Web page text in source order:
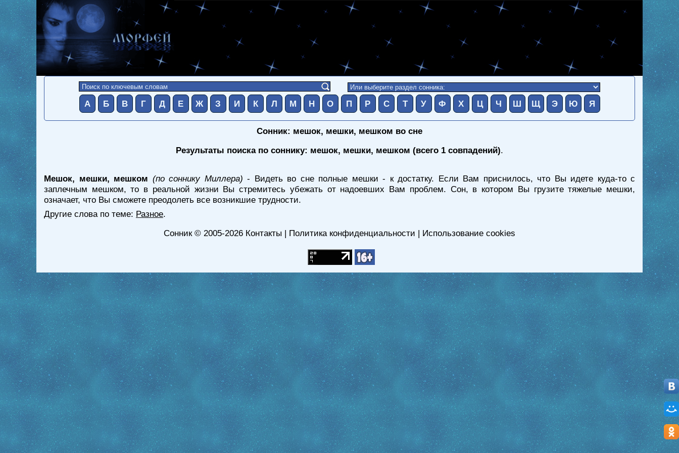
А Б В Г Д Е Ж З И К Л М Н О П Р С Т У Ф Х Ц Ч Ш Щ Э Ю Я
Сонник: мешок, мешки, мешком во сне
Результаты поиска по соннику: мешок, мешки, мешком (всего 1 совпадений).
Мешок, мешки, мешком (по соннику Миллера) - Видеть во сне полные мешки - к достатку. Если Вам приснилось, что Вы идете куда-то с
заплечным мешком, то в реальной жизни Вы стремитесь убежать от надоевших Вам проблем. Сон, в котором Вы грузите тяжелые мешки,
означает, что Вы сможете преодолеть все возникшие трудности.
Другие слова по теме: Разное.
Сонник© 2005-2026 Контакты | Политика конфиденциальности | Использование cookies